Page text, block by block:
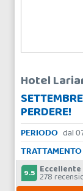
Hotel
PERDERE!
PERIODO dal
TRATTAMENTO
9.5 Eccellente
278